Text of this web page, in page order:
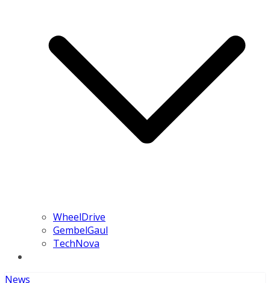
WheelDrive
GembelGaul
TechNova
News